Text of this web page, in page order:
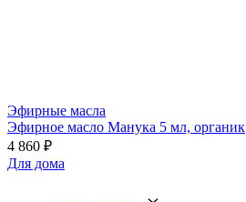
Эфирные масла
Эфирное масло Манука 5 мл, органик
4 860 ₽
Для дома